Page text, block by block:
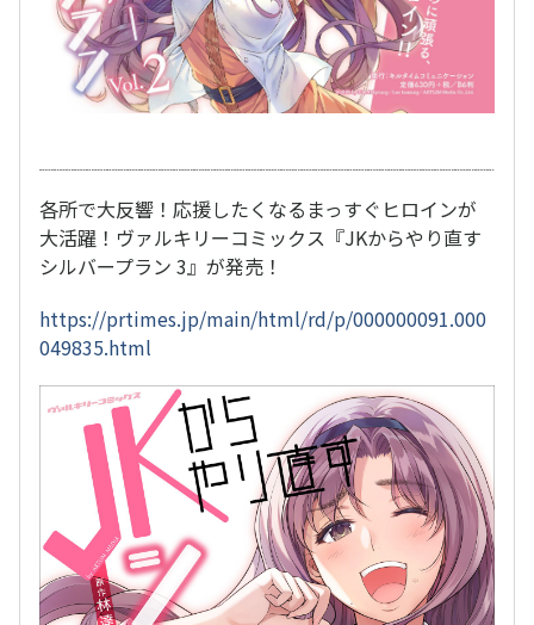
各所で大反響！応援したくなるまっすぐヒロインが
大活躍！ヴァルキリーコミックス『JKからやり直す
シルバープラン 3』が発売！
https://prtimes.jp/main/html/rd/p/000000091.000
049835.html